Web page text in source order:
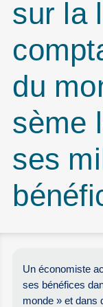
sur la
du
sème
ses
Un économiste
ses bénéfices
monde » et dans